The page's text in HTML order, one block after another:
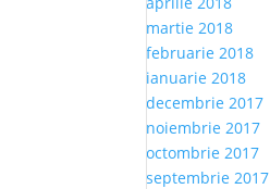
martie 2018
februarie 2018
ianuarie 2018
decembrie 2017
noiembrie 2017
octombrie 2017
septembrie 2017